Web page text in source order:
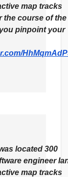
map tracks
the course of the
pinpoint your
located 300
engineer
map tracks